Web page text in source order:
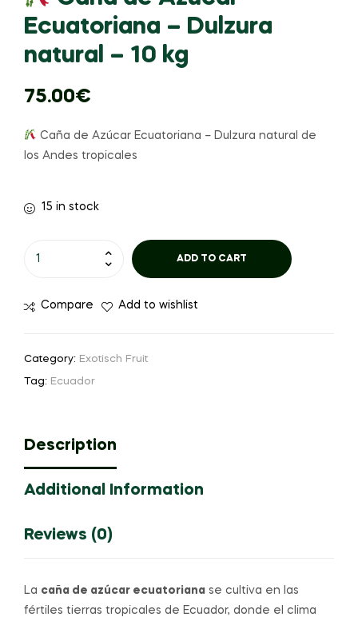
Ecuatoriana – Dulzura
natural – 10 kg
75.00€
Caña de Azúcar Ecuatoriana – Dulzura natural de
los Andes tropicales
15 in stock
ADD TO CART
Compare Add to wishlist
Category: Exotisch Fruit
Tag: Ecuador
Description
Additional Information
Reviews (0)
La caña de azúcar ecuatoriana se cultiva en las
fértiles tierras tropicales de Ecuador, donde el clima